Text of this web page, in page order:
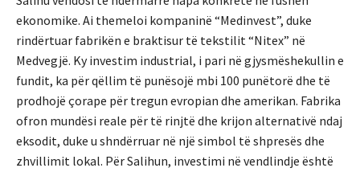
ekonomike. Ai themeloi kompaninë “Medinvest”, duke
rindërtuar fabrikën e braktisur të tekstilit “Nitex” në
Medvegjë. Ky investim industrial, i pari në gjysmëshekullin e
fundit, ka për qëllim të punësojë mbi 100 punëtorë dhe të
prodhojë çorape për tregun evropian dhe amerikan. Fabrika
ofron mundësi reale për të rinjtë dhe krijon alternativë ndaj
eksodit, duke u shndërruar në një simbol të shpresës dhe
zhvillimit lokal. Për Salihun, investimi në vendlindje është